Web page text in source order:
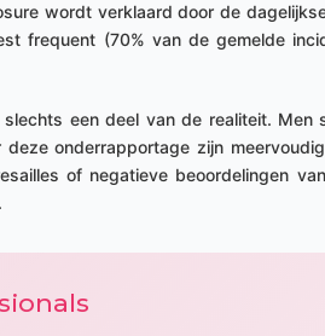
wordt verklaard door de
frequent (70% van de gemelde
slechts een deel van de realiteit.
onderrapportage zijn
of negatieve beoordelingen